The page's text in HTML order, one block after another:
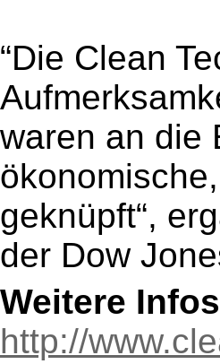
“Die Clean
waren an die
geknüpft“,
der Dow
Weitere
http://